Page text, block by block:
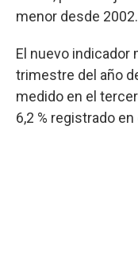
menor desde 2002.
El nuevo indicador
trimestre del año
medido en el
6,2 % registrado